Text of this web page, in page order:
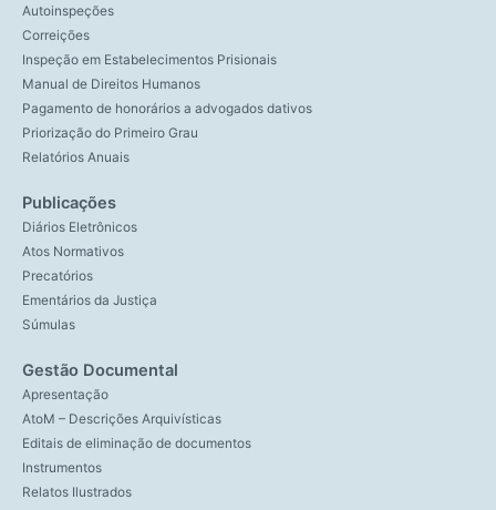
Autoinspeções
Correições
Inspeção em Estabelecimentos Prisionais
Manual de Direitos Humanos
Pagamento de honorários a advogados dativos
Priorização do Primeiro Grau
Relatórios Anuais
Publicações
Diários Eletrônicos
Atos Normativos
Precatórios
Ementários da Justiça
Súmulas
Gestão Documental
Apresentação
AtoM – Descrições Arquivísticas
Editais de eliminação de documentos
Instrumentos
Relatos Ilustrados